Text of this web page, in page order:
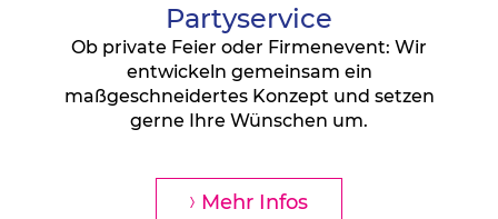
Partyservice
Ob private Feier oder Firmenevent: Wir
entwickeln gemeinsam ein
maßgeschneidertes Konzept und setzen
gerne Ihre Wünschen um.
Mehr Infos